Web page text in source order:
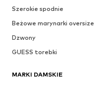
Szerokie spodnie
Beżowe marynarki oversize
Dzwony
GUESS torebki
MARKI DAMSKIE